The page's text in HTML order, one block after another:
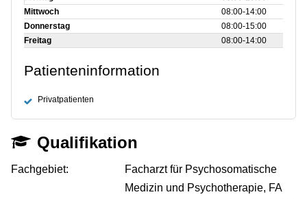
Mittwoch
08:00‑14:00
Donnerstag
08:00‑15:00
Freitag
08:00‑14:00
Patienteninformation
Privatpatienten
Qualifikation
Fachgebiet:
Facharzt für Psychosomatische
Medizin und Psychotherapie, FA